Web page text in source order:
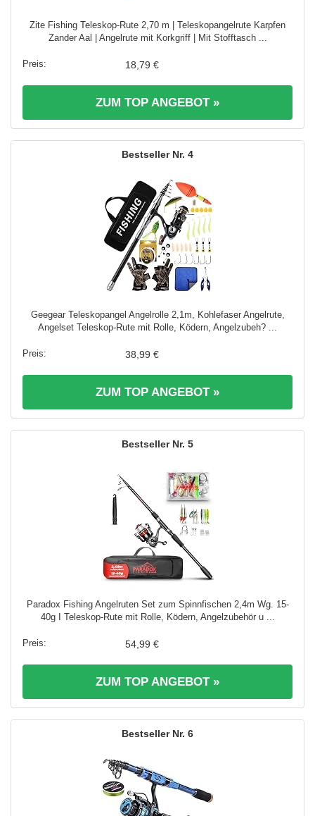
Zite Fishing Teleskop-Rute 2,70 m | Teleskopangelrute Karpfen
Zander Aal | Angelrute mit Korkgriff | Mit Stofftasch ...
18,79 €
ZUM TOP ANGEBOT »
4
Geegear Teleskopangel Angelrolle 2,1m, Kohlefaser Angelrute,
Angelset Teleskop-Rute mit Rolle, Ködern, Angelzubeh? ...
38,99 €
ZUM TOP ANGEBOT »
5
Paradox Fishing Angelruten Set zum Spinnfischen 2,4m Wg. 15-
40g I Teleskop-Rute mit Rolle, Ködern, Angelzubehör u ...
54,99 €
ZUM TOP ANGEBOT »
6